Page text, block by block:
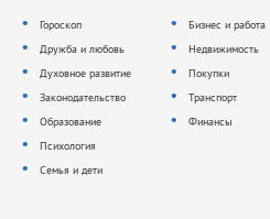
Гороскоп
Дружба и любовь
Духовное развитие
Законодательство
Образование
Психология
Семья и дети
Бизнес и работа
Недвижимость
Покупки
Транспорт
Финансы